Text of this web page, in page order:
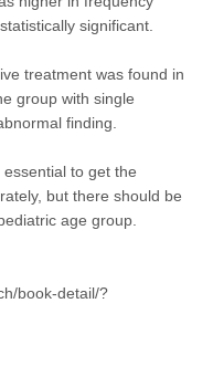
significant.
treatment was found in
group with single
finding.
to get the
but there should be
age group.
book-detail/?